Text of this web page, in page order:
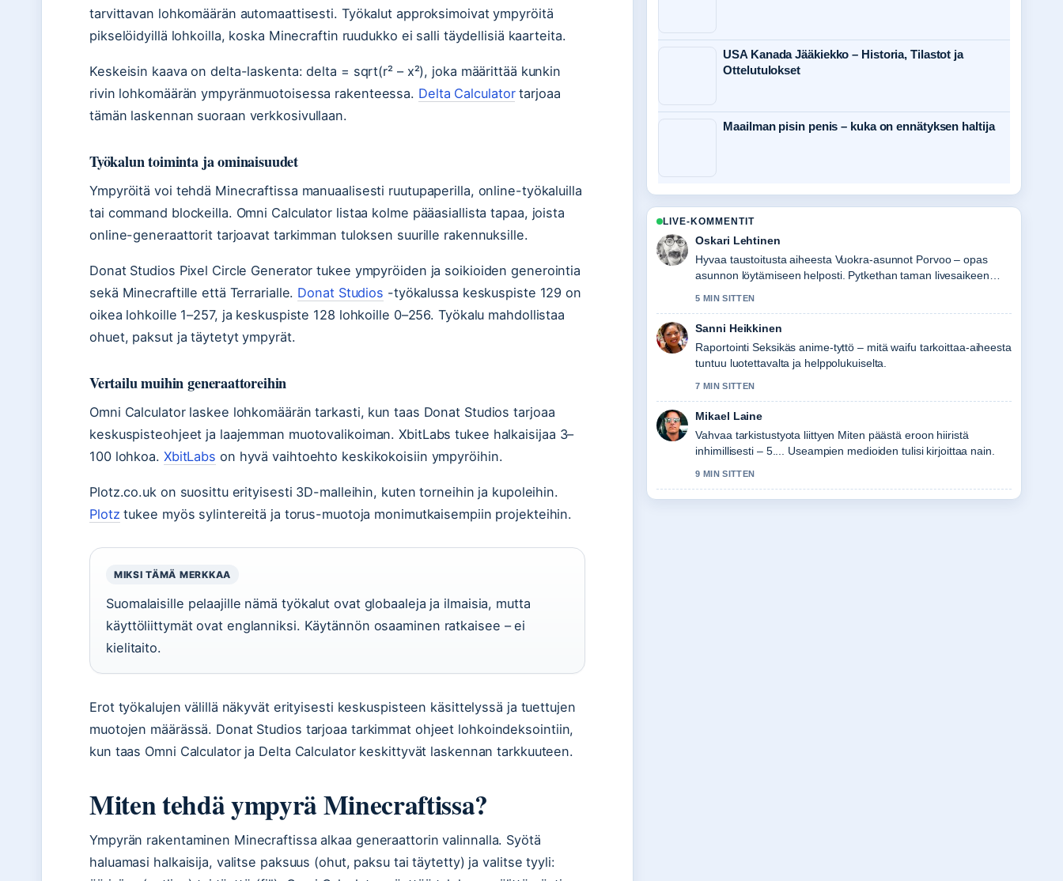
tarvittavan lohkomäärän automaattisesti. Työkalut approksimoivat ympyröitä
pikselöidyillä lohkoilla, koska Minecraftin ruudukko ei salli täydellisiä kaarteita.
Keskeisin kaava on delta-laskenta: delta = sqrt(r² – x²), joka määrittää kunkin
rivin lohkomäärän ympyränmuotoisessa rakenteessa. Delta Calculatortarjoaa
tämän laskennan suoraan verkkosivullaan.
Työkalun toiminta ja ominaisuudet
Ympyröitä voi tehdä Minecraftissa manuaalisesti ruutupaperilla, online-työkaluilla
tai command blockeilla. Omni Calculator listaa kolme pääasiallista tapaa, joista
online-generaattorit tarjoavat tarkimman tuloksen suurille rakennuksille.
Donat Studios Pixel Circle Generator tukee ympyröiden ja soikioiden generointia
sekä Minecraftille että Terrarialle. Donat Studios -työkalussa keskuspiste 129 on
oikea lohkoille 1–257, ja keskuspiste 128 lohkoille 0–256. Työkalu mahdollistaa
ohuet, paksut ja täytetyt ympyrät.
Vertailu muihin generaattoreihin
Omni Calculator laskee lohkomäärän tarkasti, kun taas Donat Studios tarjoaa
keskuspisteohjeet ja laajemman muotovalikoiman. XbitLabs tukee halkaisijaa 3–
100 lohkoa. XbitLabs on hyvä vaihtoehto keskikokoisiin ympyröihin.
Plotz.co.uk on suosittu erityisesti 3D-malleihin, kuten torneihin ja kupoleihin.
Plotz tukee myös sylintereitä ja torus-muotoja monimutkaisempiin projekteihin.
MIKSI TÄMÄ MERKKAA
Suomalaisille pelaajille nämä työkalut ovat globaaleja ja ilmaisia, mutta
käyttöliittymät ovat englanniksi. Käytännön osaaminen ratkaisee – ei
kielitaito.
Erot työkalujen välillä näkyvät erityisesti keskuspisteen käsittelyssä ja tuettujen
muotojen määrässä. Donat Studios tarjoaa tarkimmat ohjeet lohkoindeksointiin,
kun taas Omni Calculator ja Delta Calculator keskittyvät laskennan tarkkuuteen.
Miten tehdä ympyrä Minecraftissa?
Ympyrän rakentaminen Minecraftissa alkaa generaattorin valinnalla. Syötä
haluamasi halkaisija, valitse paksuus (ohut, paksu tai täytetty) ja valitse tyyli:
USA Kanada Jääkiekko – Historia, Tilastot ja
Ottelutulokset
Maailman pisin penis – kuka on ennätyksen haltija
LIVE-KOMMENTIT
Oskari Lehtinen
Hyvaa taustoitusta aiheesta Vuokra-asunnot Porvoo – opas
asunnon löytämiseen helposti. Pytkethan taman livesaikeen
5 MIN SITTEN
Sanni Heikkinen
Raportointi Seksikäs anime-tyttö – mitä waifu tarkoittaa-aiheesta
tuntuu luotettavalta ja helppolukuiselta.
7 MIN SITTEN
Mikael Laine
Vahvaa tarkistustyota liittyen Miten päästä eroon hiiristä
inhimillisesti – 5.... Useampien medioiden tulisi kirjoittaa nain.
9 MIN SITTEN